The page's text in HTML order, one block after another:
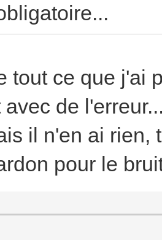
tout ce que j'ai
de
il n'en ai rien,
pour le